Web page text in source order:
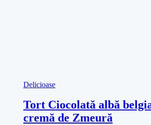
Delicioase
Tort Ciocolată albă
cremă de Zmeură